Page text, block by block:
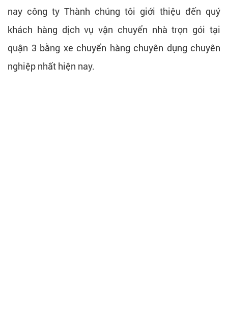
nay công ty Thành chúng tôi giới thiệu đến quý
khách hàng dịch vụ vận chuyển nhà trọn gói tại
quận 3 bằng xe chuyển hàng chuyên dụng chuyên
nghiệp nhất hiện nay.